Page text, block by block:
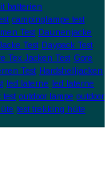
batterien
campinglampe test
Test Daunenjacke
Test Daypack Test
Tex Jacken Test Gore
Test Hardshelljacken
led laterne led laterne
test outdoor lampe outdoor
test trekking hüte